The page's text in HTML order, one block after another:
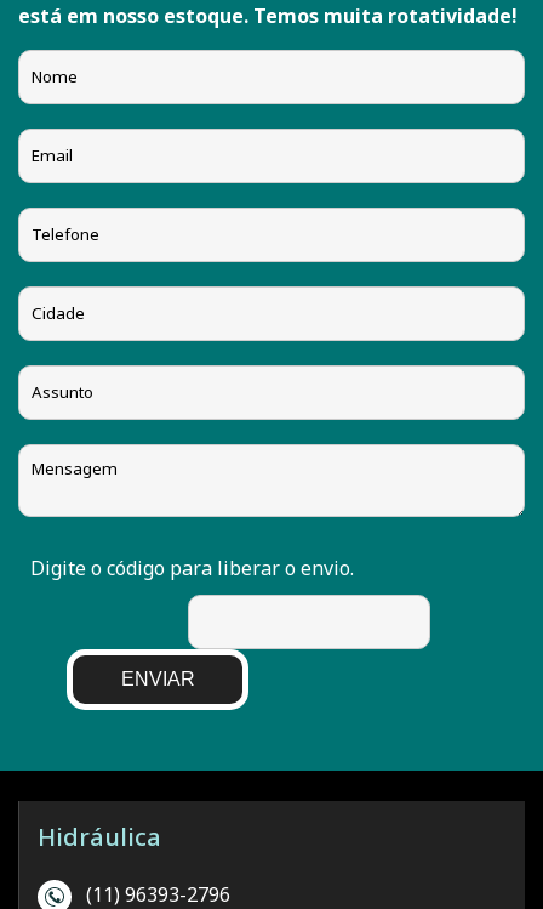
está em nosso estoque. Temos muita rotatividade!
Digite o código para liberar o envio.
ENVIAR
Hidráulica
(11) 96393-2796